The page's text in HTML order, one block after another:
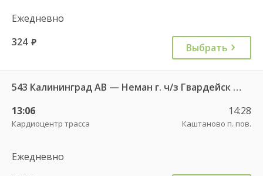
Ежедневно
324 руб. Выбрать
543 Калининград АВ — Неман г. ч/з Гвардейск КДП, Большаково п.
13:06
Кардиоцентр трасса
14:28
Каштаново п. пов.
Ежедневно